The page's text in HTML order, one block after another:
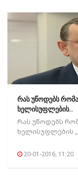
რას უწოდებს
ხელისუფლების..
რას უწოდებს
ხელისუფლების
20-01-2016, 11:20